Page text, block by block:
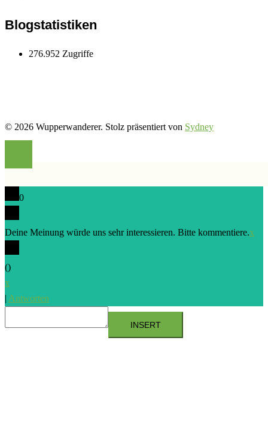
Blogstatistiken
276.952 Zugriffe
© 2026 Wupperwanderer. Stolz präsentiert von Sydney
0
Deine Meinung würde uns sehr interessieren. Bitte kommentiere.x
()
x
| Antworten
INSERT